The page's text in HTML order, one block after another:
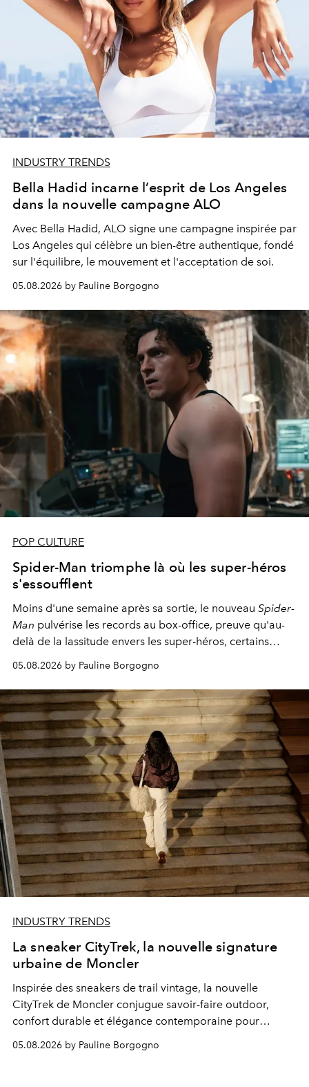
INDUSTRY TRENDS
Bella Hadid incarne l’esprit de Los Angeles
dans la nouvelle campagne ALO
Avec Bella Hadid, ALO signe une campagne inspirée par
Los Angeles qui célèbre un bien-être authentique, fondé
sur l'équilibre, le mouvement et l'acceptation de soi.
05.08.2026 by Pauline Borgogno
POP CULTURE
Spider-Man triomphe là où les super-héros
s'essoufflent
Moins d'une semaine après sa sortie, le nouveau Spider-
Man pulvérise les records au box-office, preuve qu'au-
delà de la lassitude envers les super-héros, certains
personnages continuent de susciter une ferveur intacte.
05.08.2026 by Pauline Borgogno
INDUSTRY TRENDS
La sneaker CityTrek, la nouvelle signature
urbaine de Moncler
Inspirée des sneakers de trail vintage, la nouvelle
CityTrek de Moncler conjugue savoir-faire outdoor,
confort durable et élégance contemporaine pour
accompagner les explorations du quotidien.
05.08.2026 by Pauline Borgogno